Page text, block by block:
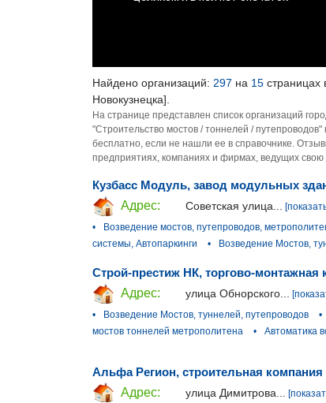
Найдено организаций: 297 на 15 страницах
Новокузнецка].
На странице представлен список организаций
"Строительство мостов / тоннелей /
бесплатно, если не нашли ее в справочнике.
предприятиях, компаниях и фирмах, ведущих свою
Кузбасс Модуль, завод модульных
Адрес:
Советская улица...
•
Возведение мостов, путепроводов,
системы, Автопаркинги
• Возведение Мостов,
Строй-престиж НК, торгово-монтажная
Адрес:
улица Обнорского...
•
Возведение Мостов, туннелей, путепроводов •
мостов тоннелей метрополитена
• Автоматика
Альфа Регион, строительная компания
Адрес:
улица Димитрова...